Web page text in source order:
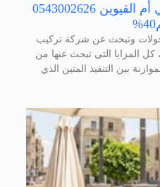
شركة تركيب مظلات في أم القيوين 0543002626
وتبحث عن شركة تركيب
المزايا التى تبحث عنها من
بين التنفيذ المتين الذي